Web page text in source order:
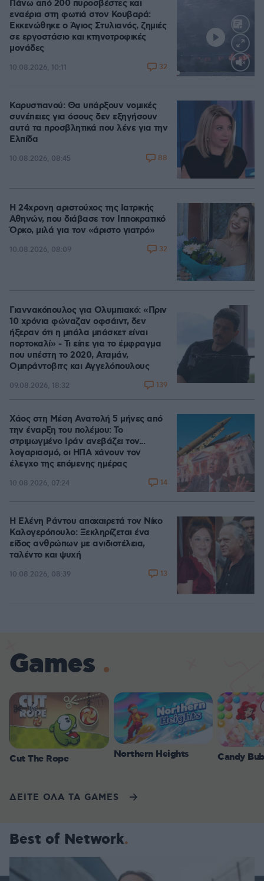
Πάνω από 200 πυροσβέστες και
εναέρια στη φωτιά στον Κουβαρά:
Εκκενώθηκε ο Άγιος Στυλιανός, ζημιές
σε εργοστάσιο και κτηνοτροφικές
μονάδες
10.08.2026, 10:11 32
Καρυστιανού: Θα υπάρξουν νομικές
συνέπειες για όσους δεν εξηγήσουν
αυτά τα προσβλητικά που λένε για την
Ελπίδα
10.08.2026, 08:45 88
Η 24χρονη αριστούχος της Ιατρικής
Αθηνών, που διάβασε τον Ιπποκρατικό
Όρκο, μιλά για τον «άριστο γιατρό»
10.08.2026, 08:09 32
Γιαννακόπουλος για Ολυμπιακό: «Πριν
10 χρόνια φώναζαν οφσάιντ, δεν
ήξεραν ότι η μπάλα μπάσκετ είναι
πορτοκαλί» - Τι είπε για το έμφραγμα
που υπέστη το 2020, Αταμάν,
Ομπράντοβιτς και Αγγελόπουλους
09.08.2026, 18:32 139
Χάος στη Μέση Ανατολή 5 μήνες από
την έναρξη του πολέμου: Το
στριμωγμένο Ιράν ανεβάζει τον...
λογαριασμό, οι ΗΠΑ χάνουν τον
έλεγχο της επόμενης ημέρας
10.08.2026, 07:24 14
Η Ελένη Ράντου αποχαιρετά τον Νίκο
Καλογερόπουλο: Ξεκληρίζεται ένα
είδος ανθρώπων με ανιδιοτέλεια,
ταλέντο και ψυχή
10.08.2026, 08:39 13
Games
Cut The Rope Northern Heights Candy
ΔΕΙΤΕ ΟΛΑ ΤΑ GAMES
Best of Network